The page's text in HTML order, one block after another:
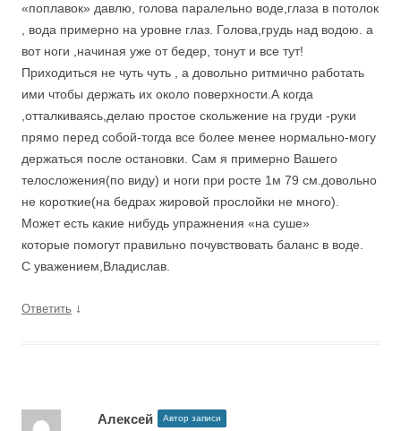
«поплавок» давлю, голова паралельно воде,глаза в потолок
, вода примерно на уровне глаз. Голова,грудь над водою. а
вот ноги ,начиная уже от бедер, тонут и все тут!
Приходиться не чуть чуть , а довольно ритмично работать
ими чтобы держать их около поверхности.А когда
,отталкиваясь,делаю простое скольжение на груди -руки
прямо перед собой-тогда все более менее нормально-могу
держаться после остановки. Сам я примерно Вашего
телосложения(по виду) и ноги при росте 1м 79 см.довольно
не короткие(на бедрах жировой прослойки не много).
Может есть какие нибудь упражнения «на суше»
которые помогут правильно почувствовать баланс в воде.
С уважением,Владислав.
Ответить ↓
Алексей Автор записи